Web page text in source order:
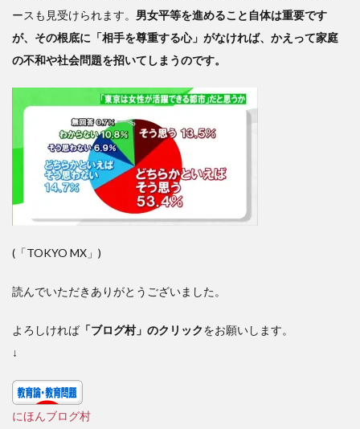
ースも見受けられます。 男女平等を進めること自体は重要です
が、その根底に「相手を尊重する心」がなければ、かえって家庭
の不和や社会問題を招いてしまうのです。
(「TOKYO MX」)
読んでいただきありがとうございました。
よろしければ 「ブログ村」のクリックをお願いします。
↓
にほんブログ村